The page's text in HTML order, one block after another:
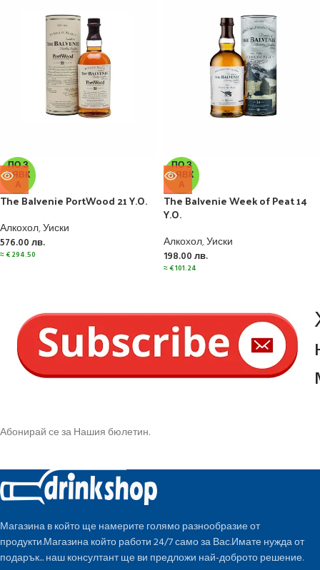
ПО З
АЯВК
А
The Balvenie PortWood 21 Y.O.
Алкохол,Уиски
576.00 лв.
≈€294.50
ПО З
АЯВК
А
The Balvenie Week of Peat 14
Y.O.
Алкохол,Уиски
198.00 лв.
≈€101.24
Абонирай се за Нашия бюлетин.
Магазина в който ще намерите голямо разнообразие от
продукти.Магазина който работи 24/7 само за Вас.Имате нужда от
подарък... наш консултант ще ви предложи най-доброто решение.